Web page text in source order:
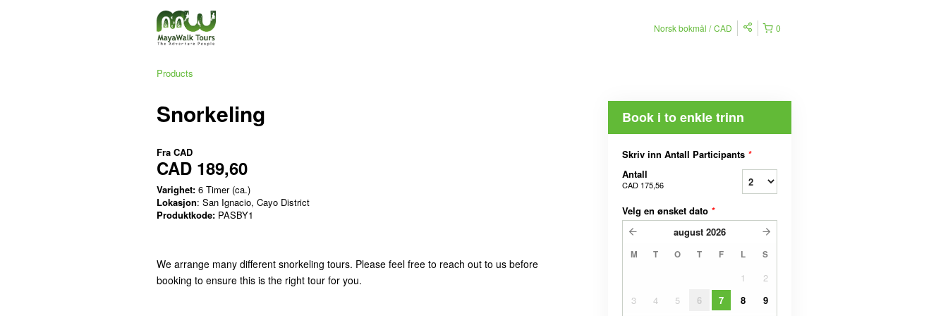
0
Norsk bokmål CAD
Products
Snorkeling
Fra CAD
CAD 189,60
Varighet: 6 Timer (ca.)
Lokasjon: San Ignacio, Cayo District
Produktkode: PASBY1
We arrange many different snorkeling tours. Please feel free to reach out to us before
booking to ensure this is the right tour for you.
Book i to enkle trinn
Skriv inn Antall Participants *
Antall
CAD 175,56
Velg en ønsket dato *
august 2026
M T O T F L S
1
2
3
4 5 6 7 8
9